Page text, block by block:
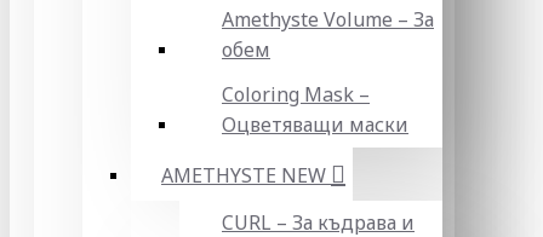
Amethyste Volume – За
обем
Coloring Mask –
Оцветяващи маски
AMETHYSTE NEW
CURL – За къдрава и